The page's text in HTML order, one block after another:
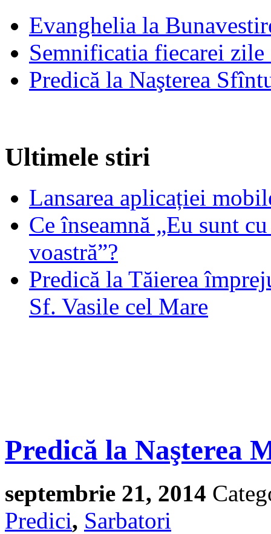
Evanghelia la
Semnificatia fiecarei
Predică la Naşterea
Ultimele stiri
Lansarea aplicației
Ce înseamnă „Eu sunt
voastră”?
Predică la Tăierea
Sf. Vasile cel Mare
Predică la Naşterea
septembrie 21, 2014
Predici, Sarbatori